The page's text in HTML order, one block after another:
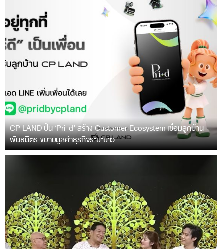
CP LAND ปั้น ‘Pri-d’ สร้าง Customer Ecosystem เชื่อมลูกบ้าน-
พันธมิตร ขยายมูลค่าธุรกิจระยะยาว